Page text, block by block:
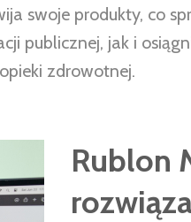
swoje produkty, co
publicznej, jak i
zdrowotnej.
Rublon